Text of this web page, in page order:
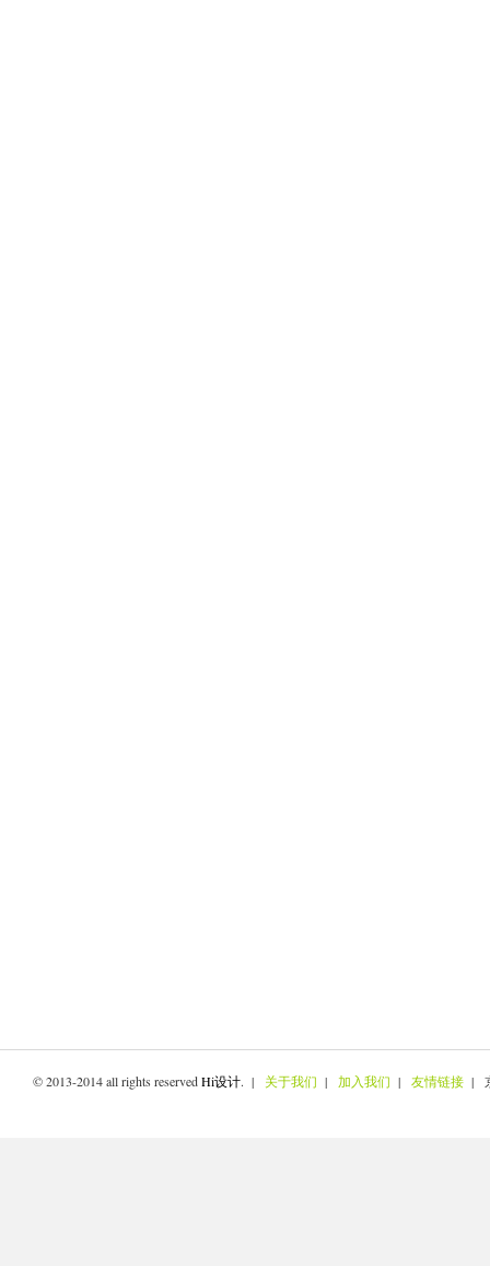
© 2013-2014 all rights reservedHi设计. | 关于我们 | 加入我们 | 友情链接 |